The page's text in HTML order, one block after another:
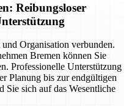
Reibungsloser
Organisation verbunden.
Bremen können Sie
Professionelle Unterstützung
Planung bis zur endgültigen
Sie sich auf das Wesentliche